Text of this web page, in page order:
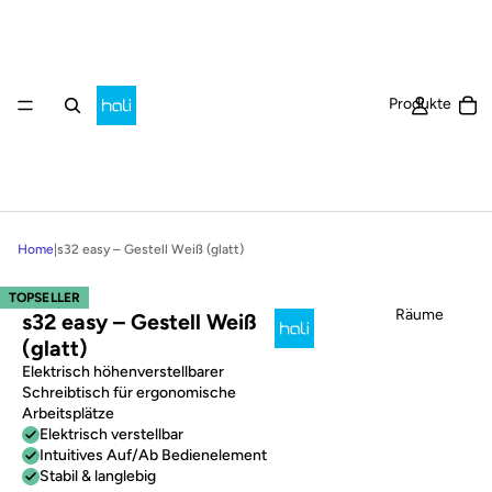
Produkte
Räume
Home s32 easy – Gestell Weiß (glatt)
TOPSELLER
s32 easy – Gestell Weiß
(glatt)
Elektrisch höhenverstellbarer
Schreibtisch für ergonomische
Arbeitsplätze
Elektrisch verstellbar
Intuitives Auf/Ab Bedienelement
Stabil & langlebig